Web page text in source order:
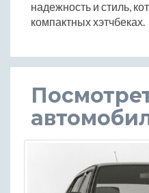
надежность и стиль,
компактных хэтчбеках.